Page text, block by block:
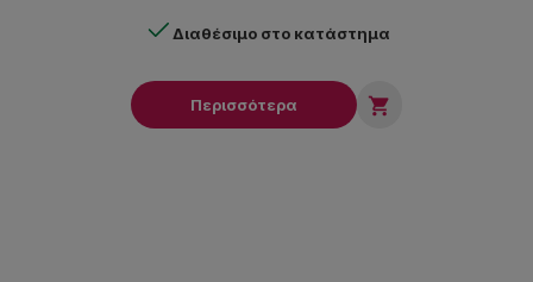
Διαθέσιμο στο κατάστημα
Περισσότερα 